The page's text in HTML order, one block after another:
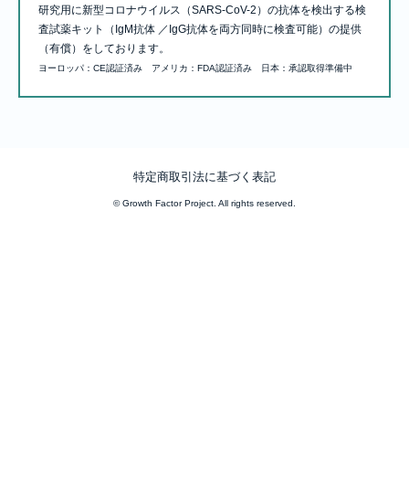
研究用に新型コロナウイルス（SARS-CoV-2）の抗体を検出する検
査試薬キット（IgM抗体 ／IgG抗体を両方同時に検査可能）の提供
（有償）をしております。
ヨーロッパ：CE認証済み アメリカ：FDA認証済み 日本：承認取得準備中
特定商取引法に基づく表記
© Growth Factor Project. All rights reserved.